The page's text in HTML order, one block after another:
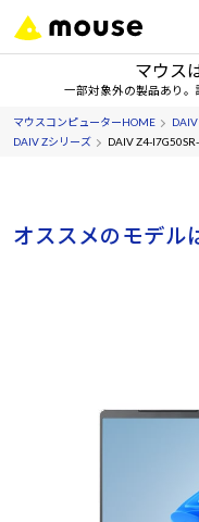
マウス
一部対象外の製品あり。
マウスコンピューターHOME DAIV
DAIV Zシリーズ
DAIV Z4-
オススメのモデル